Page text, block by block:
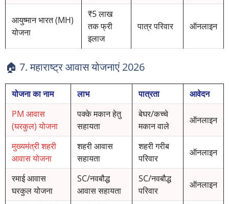
आयुष्मान भारत (MH)
योजना
₹5 लाख
तक फ्री
इलाज
पात्र परिवार ऑनलाइन
🏠 7. महाराष्ट्र आवास योजनाएं 2026
योजना का नाम लाभ पात्रता
आवेदन
PM आवास
(घरकुल) योजना
पक्के मकान हेतु
सहायता
बेघर/कच्चे
मकान वाले
ऑनलाइन
मुख्यमंत्री शहरी
आवास योजना
शहरी आवास
सहायता
शहरी गरीब
परिवार
ऑनलाइन
रमाई आवास
घरकुल योजना
SC/नवबौद्ध
आवास सहायता
SC/नवबौद्ध
परिवार
ऑनलाइन